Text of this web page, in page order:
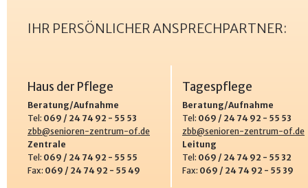
IHR PERSÖNLICHER ANSPRECHPARTNER:
Haus der Pflege
Beratung/Aufnahme
Tel: 069 / 24 74 92 - 55 53
zbb@senioren-zentrum-of.de
Zentrale
Tel: 069 / 24 74 92 - 55 55
Fax: 069 / 24 74 92 - 55 49
Tagespflege
Beratung/Aufnahme
Tel: 069 / 24 74 92 - 55 53
zbb@senioren-zentrum-of.de
Leitung
Tel: 069 / 24 74 92 - 55 32
Fax: 069 / 24 74 92 - 55 39